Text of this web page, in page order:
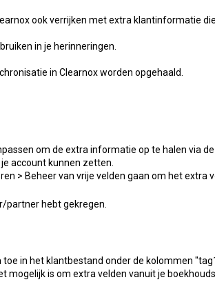
ook verrijken met extra klantinformatie
in je herinneringen.
in Clearnox worden opgehaald.
om de extra informatie op te halen via
account kunnen zetten.
> Beheer van vrije velden gaan om het extra
partner hebt gekregen.
in het klantbestand onder de kolommen
mogelijk is om extra velden vanuit je